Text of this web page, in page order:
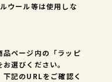
ウール等は使用しな
品ページ内の「ラッピ
選びください。
記のURLをご確認く